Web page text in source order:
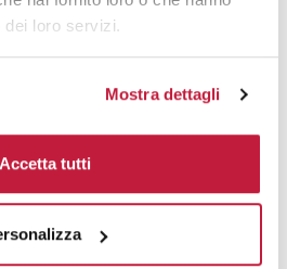
loro servizi.
Mostra dettagli
Accetta tutti